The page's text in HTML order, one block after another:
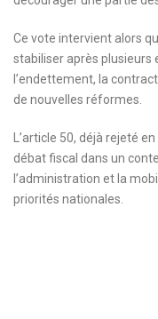
Ce vote intervient alors
stabiliser après plusieurs
l’endettement, la
de nouvelles réformes.
L’article 50, déjà rejeté
débat fiscal dans un
l’administration et la
priorités nationales.